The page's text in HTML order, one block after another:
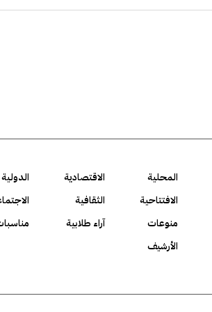
المحلية الاقتصادية الدولية
الافتتاحية الثقافية
منوعات آراء طلابية
الأرشيف